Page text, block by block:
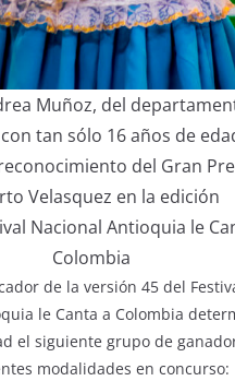
Muñoz, del
tan sólo 16 años de
del Gran
Velasquez en la edición
Nacional Antioquia le
Colombia
de la versión 45 del
le Canta a Colombia
el siguiente grupo de
modalidades en concurso: